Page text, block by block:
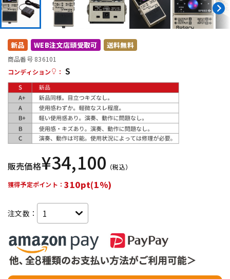
配信/ライブ機器 楽器アクセサリ
中古
新品 WEB注文店頭受取可 送料無料
商品番号 836101
コンディション
： S
販売価格¥34,100 （税込）
獲得予定ポイント：310pt(1%)
注文数：